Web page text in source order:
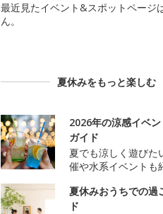
最近見たイベント&スポットページ
ん。
夏休みをもっと楽しむ
2026年の涼感イベ
ガイド
夏でも涼しく遊びた
催や水系イベントも
夏休みおうちでの過
ド